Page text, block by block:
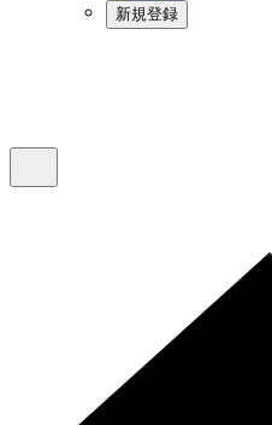
新規登録